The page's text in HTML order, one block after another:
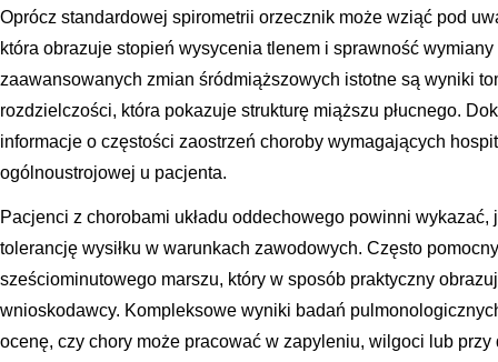
Oprócz standardowej spirometrii orzecznik może wziąć pod
która obrazuje stopień wysycenia tlenem i sprawność
zaawansowanych zmian śródmiąższowych istotne są wyniki
rozdzielczości, która pokazuje strukturę miąższu płucnego.
informacje o częstości zaostrzeń choroby wymagających
ogólnoustrojowej u pacjenta.
Pacjenci z chorobami układu oddechowego powinni wykazać,
tolerancję wysiłku w warunkach zawodowych. Często
sześciominutowego marszu, który w sposób praktyczny
wnioskodawcy. Kompleksowe wyniki badań
ocenę, czy chory może pracować w zapyleniu, wilgoci lub